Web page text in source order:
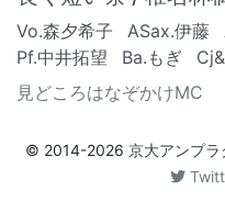
Vo.森夕希子 ASax.伊藤
Pf.中井拓望
Ba.もぎ
見どころはなぞかけMC
© 2014-2026 京大アンプラ